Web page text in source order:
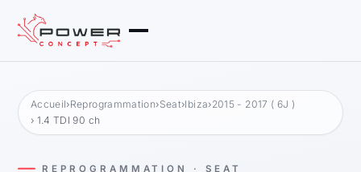
Accueil›Reprogrammation›Seat›Ibiza›2015 - 2017 ( 6J )
› 1.4 TDI 90 ch
REPROGRAMMATION · SEAT